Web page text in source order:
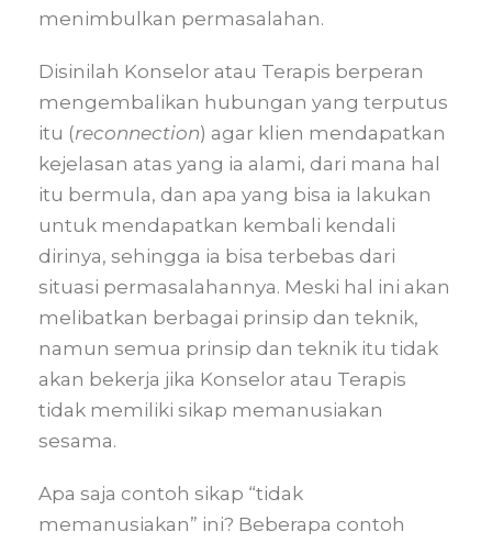
menimbulkan permasalahan.
Disinilah Konselor atau Terapis berperan
mengembalikan hubungan yang terputus
itu (reconnection) agar klien mendapatkan
kejelasan atas yang ia alami, dari mana hal
itu bermula, dan apa yang bisa ia lakukan
untuk mendapatkan kembali kendali
dirinya, sehingga ia bisa terbebas dari
situasi permasalahannya. Meski hal ini akan
melibatkan berbagai prinsip dan teknik,
namun semua prinsip dan teknik itu tidak
akan bekerja jika Konselor atau Terapis
tidak memiliki sikap memanusiakan
sesama.
Apa saja contoh sikap “tidak
memanusiakan” ini? Beberapa contoh